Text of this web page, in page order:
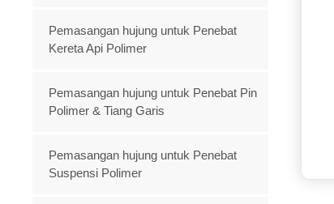
Pemasangan hujung untuk Penebat
Kereta Api Polimer
Pemasangan hujung untuk Penebat Pin
Polimer & Tiang Garis
Pemasangan hujung untuk Penebat
Suspensi Polimer